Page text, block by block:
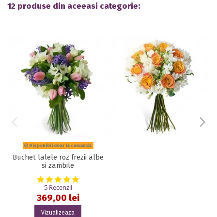
12 produse din aceeasi categorie:
Disponibil doar la comanda
Buchet lalele roz frezii albe
si zambile
5.0 star rating
5 Recenzii
369,00 lei
Vizualizeaza